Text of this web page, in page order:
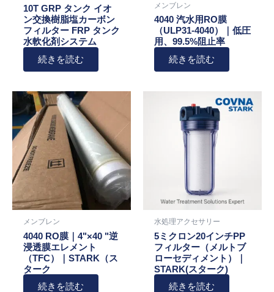
10T GRP タンク イオ
ン交換樹脂塩カーボン
フィルター FRP タンク
水軟化剤システム
続きを読む
メンブレン
4040 汽水用RO膜
（ULP31-4040）｜低圧
用、99.5%阻止率
続きを読む
メンブレン
4040 RO膜｜4"×40 "逆
浸透膜エレメント
（TFC）｜STARK（ス
ターク
続きを読む
水処理アクセサリー
5ミクロン20インチPP
フィルター（メルトブ
ローセディメント）｜
STARK(スターク)
続きを読む